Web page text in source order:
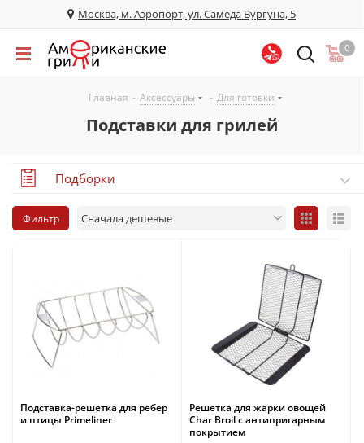
Москва, м. Аэропорт, ул. Самеда Вургуна, 5
0
Главная - Аксессуары - Для готовки
Подставки для грилей
Подборки
Фильтр
Подставка-решетка для ребер
и птицы Primeliner
Решетка для жарки овощей
Char Broil с антипригарным
покрытием